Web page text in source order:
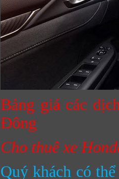
Bảng giá các
Đông
Cho thuê xe
Quý khách có